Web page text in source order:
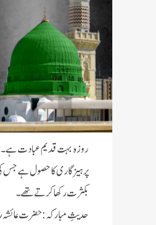
روزہ بہت قدیم عبادت ہے۔
پرہیزگاری کا حصول ہے
بکثرت رکھا کرتے تھے۔
حدیثِ مبارکہ:حضرت عائشہ